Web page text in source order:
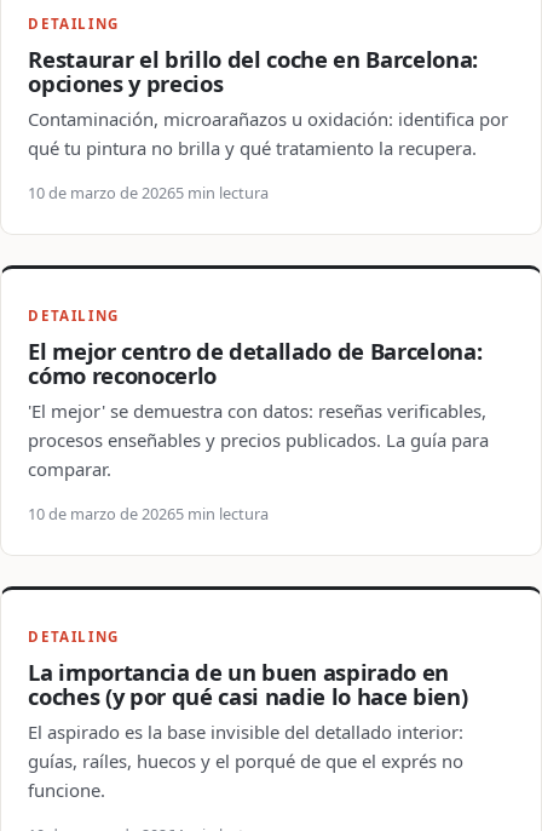
DETAILING
Restaurar el brillo del coche en Barcelona:
opciones y precios
Contaminación, microarañazos u oxidación: identifica por
qué tu pintura no brilla y qué tratamiento la recupera.
10 de marzo de 20265 min lectura
DETAILING
El mejor centro de detallado de Barcelona:
cómo reconocerlo
'El mejor' se demuestra con datos: reseñas verificables,
procesos enseñables y precios publicados. La guía para
comparar.
10 de marzo de 20265 min lectura
DETAILING
La importancia de un buen aspirado en
coches (y por qué casi nadie lo hace bien)
El aspirado es la base invisible del detallado interior:
guías, raíles, huecos y el porqué de que el exprés no
funcione.